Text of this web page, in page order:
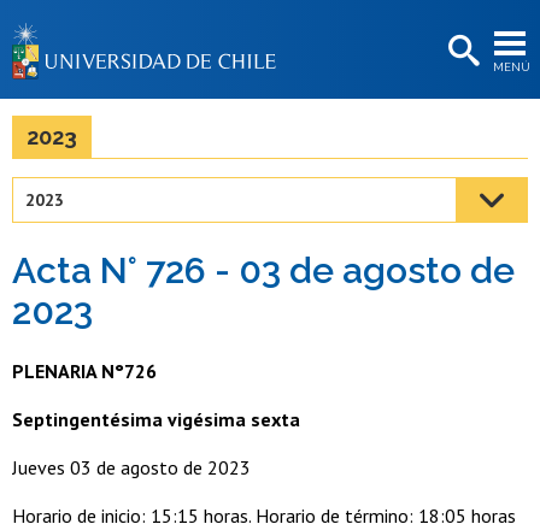
MENÚ
BIBLIOTECAS
Estudiantes
Académicas/os
2023
2023
Acta N° 726 - 03 de agosto de
2023
PLENARIA N°726
Septingentésima vigésima sexta
Jueves 03 de agosto de 2023
Horario de inicio: 15:15 horas. Horario de término: 18:05 horas